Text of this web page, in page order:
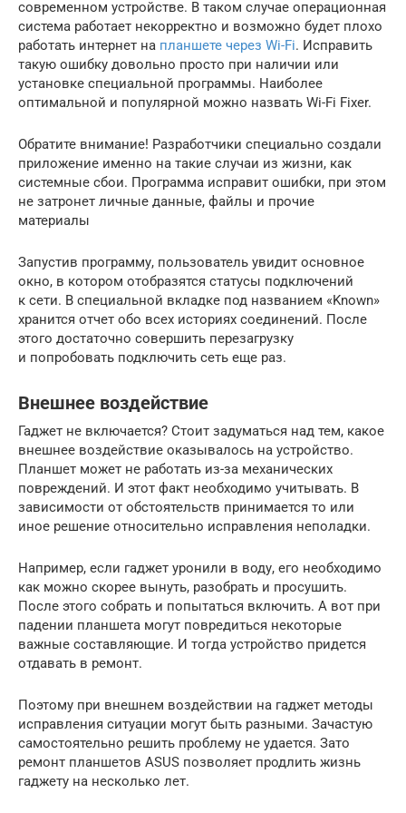
современном устройстве. В таком случае операционная
система работает некорректно и возможно будет плохо
работать интернет на планшете через Wi-Fi. Исправить
такую ошибку довольно просто при наличии или
установке специальной программы. Наиболее
оптимальной и популярной можно назвать Wi-Fi Fixer.
Обратите внимание! Разработчики специально создали
приложение именно на такие случаи из жизни, как
системные сбои. Программа исправит ошибки, при этом
не затронет личные данные, файлы и прочие
материалы
Запустив программу, пользователь увидит основное
окно, в котором отобразятся статусы подключений
к сети. В специальной вкладке под названием «Known»
хранится отчет обо всех историях соединений. После
этого достаточно совершить перезагрузку
и попробовать подключить сеть еще раз.
Внешнее воздействие
Гаджет не включается? Стоит задуматься над тем, какое
внешнее воздействие оказывалось на устройство.
Планшет может не работать из-за механических
повреждений. И этот факт необходимо учитывать. В
зависимости от обстоятельств принимается то или
иное решение относительно исправления неполадки.
Например, если гаджет уронили в воду, его необходимо
как можно скорее вынуть, разобрать и просушить.
После этого собрать и попытаться включить. А вот при
падении планшета могут повредиться некоторые
важные составляющие. И тогда устройство придется
отдавать в ремонт.
Поэтому при внешнем воздействии на гаджет методы
исправления ситуации могут быть разными. Зачастую
самостоятельно решить проблему не удается. Зато
ремонт планшетов ASUS позволяет продлить жизнь
гаджету на несколько лет.